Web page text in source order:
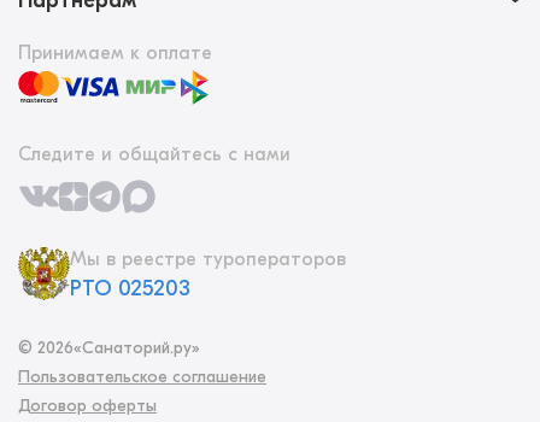
Принимаем к оплате
Следите и общайтесь с нами
Мы в реестре туроператоров
РТО 025203
© 2026«Санаторий.ру»
Пользовательское соглашение
Договор оферты